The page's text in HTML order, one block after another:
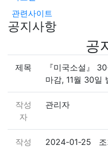
관련사이트
공지사항
공
제목
『미국소설』
마감, 11월 30일
작성
자
관리자
작성
2024-01-25 조